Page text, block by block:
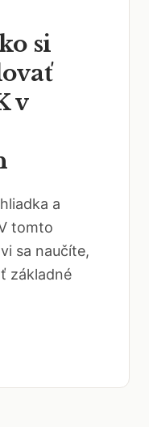
si
v
a
tomto
sa naučíte,
základné